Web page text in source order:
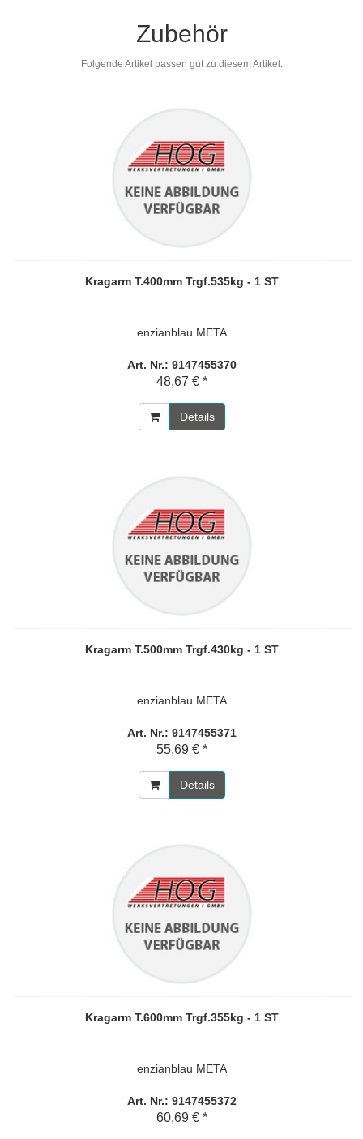
Zubehör
Folgende Artikel passen gut zu diesem Artikel.
Kragarm T.400mm Trgf.535kg - 1 ST
enzianblau META
Art. Nr.: 9147455370
48,67 € *
Details
Kragarm T.500mm Trgf.430kg - 1 ST
enzianblau META
Art. Nr.: 9147455371
55,69 € *
Details
Kragarm T.600mm Trgf.355kg - 1 ST
enzianblau META
Art. Nr.: 9147455372
60,69 € *